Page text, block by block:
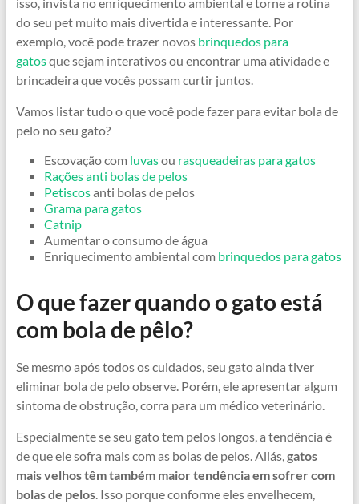
do seu pet muito mais divertida e interessante. Por
exemplo, você pode trazer novos brinquedos para
gatosque sejam interativos ou encontrar uma atividade e
brincadeira que vocês possam curtir juntos.
Vamos listar tudo o que você pode fazer para evitar bola de
pelo no seu gato?
Escovação com luvasou rasqueadeiras para gatos
Rações anti bolas de pelos
Petiscosanti bolas de pelos
Grama para gatos
Catnip
Aumentar o consumo de água
Enriquecimento ambiental com brinquedos para gatos
O que fazer quando o gato está
com bola de pêlo?
Se mesmo após todos os cuidados, seu gato ainda tiver
eliminar bola de pelo observe. Porém, ele apresentar algum
sintoma de obstrução, corra para um médico veterinário.
Especialmente se seu gato tem pelos longos, a tendência é
de que ele sofra mais com as bolas de pelos. Aliás,gatos
mais velhos têm também maior tendência em sofrer com
bolas de pelos. Isso porque conforme eles envelhecem,